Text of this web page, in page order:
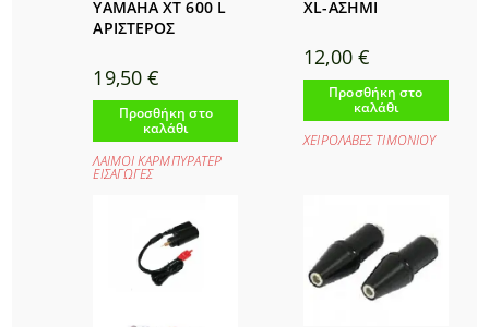
YAMAHA XT 600 L
ΑΡΙΣΤΕΡΟΣ
19,50€
Προσθήκη στο
καλάθι
ΛΑΙΜΟΙ ΚΑΡΜΠΥΡΑΤΕΡ
ΕΙΣΑΓΩΓΕΣ
XL-ΑΣΗΜΙ
12,00 €
Προσθήκη στο
καλάθι
ΧΕΙΡΟΛΑΒΕΣ ΤΙΜΟΝΙΟΥ